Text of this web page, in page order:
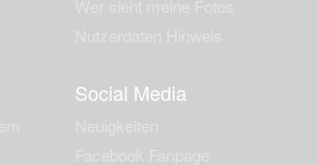
Social Media